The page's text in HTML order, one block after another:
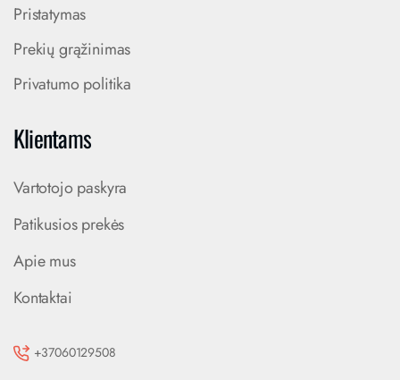
Pristatymas
Prekių grąžinimas
Privatumo politika
Klientams
Vartotojo paskyra
Patikusios prekės
Apie mus
Kontaktai
+37060129508